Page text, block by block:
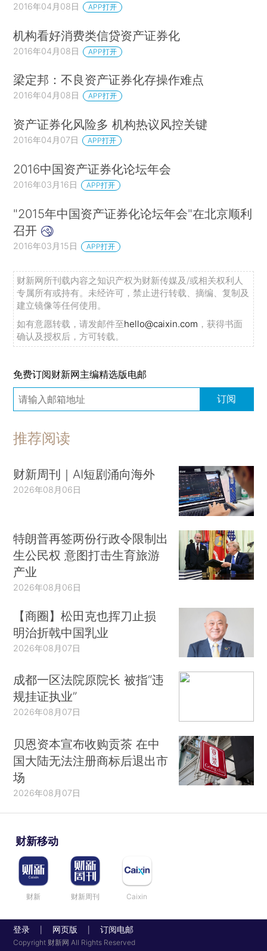
2016年04月08日 APP打开
机构看好消费类信贷资产证券化
2016年04月08日 APP打开
梁定邦：不良资产证券化存操作难点
2016年04月08日 APP打开
资产证券化风险多 机构热议风控关键
2016年04月07日 APP打开
2016中国资产证券化论坛年会
2016年03月16日 APP打开
"2015年中国资产证券化论坛年会"在北京顺利
召开
2016年03月15日 APP打开
财新网所刊载内容之知识产权为财新传媒及/或相关权利人
专属所有或持有。未经许可，禁止进行转载、摘编、复制及
建立镜像等任何使用。
如有意愿转载，请发邮件至hello@caixin.com ，获得书面
确认及授权后，方可转载。
免费订阅财新网主编精选版电邮
订阅
推荐阅读
财新周刊｜AI短剧涌向海外
2026年08月06日
特朗普再签两份行政令限制出
生公民权 意图打击生育旅游
产业
2026年08月06日
【商圈】松田克也挥刀止损
明治折戟中国乳业
2026年08月07日
成都一区法院原院长 被指“违
规挂证执业”
2026年08月07日
贝恩资本宣布收购贡茶 在中
国大陆无法注册商标后退出市
场
2026年08月07日
财新移动
财新 财新周刊 Caixin
登录 网页版 订阅电邮
Copyright 财新网 All Rights Reserved